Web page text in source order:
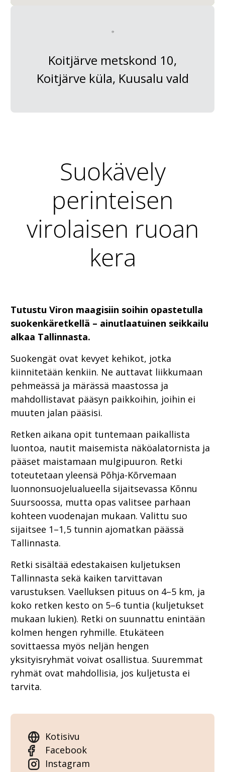
Koitjärve metskond 10,
Koitjärve küla, Kuusalu vald
Suokävely
perinteisen
virolaisen ruoan
kera
Tutustu Viron maagisiin soihin opastetulla
suokenkäretkellä – ainutlaatuinen seikkailu
alkaa Tallinnasta.
Suokengät ovat kevyet kehikot, jotka
kiinnitetään kenkiin. Ne auttavat liikkumaan
pehmeässä ja märässä maastossa ja
mahdollistavat pääsyn paikkoihin, joihin ei
muuten jalan pääsisi.
Retken aikana opit tuntemaan paikallista
luontoa, nautit maisemista näköalatornista ja
pääset maistamaan mulgipuuron. Retki
toteutetaan yleensä Põhja-Kõrvemaan
luonnonsuojelualueella sijaitsevassa Kõnnu
Suursoossa, mutta opas valitsee parhaan
kohteen vuodenajan mukaan. Valittu suo
sijaitsee 1–1,5 tunnin ajomatkan päässä
Tallinnasta.
Retki sisältää edestakaisen kuljetuksen
Tallinnasta sekä kaiken tarvittavan
varustuksen. Vaelluksen pituus on 4–5 km, ja
koko retken kesto on 5–6 tuntia (kuljetukset
mukaan lukien). Retki on suunnattu enintään
kolmen hengen ryhmille. Etukäteen
sovittaessa myös neljän hengen
yksityisryhmät voivat osallistua. Suuremmat
ryhmät ovat mahdollisia, jos kuljetusta ei
tarvita.
Kotisivu
Facebook
Instagram